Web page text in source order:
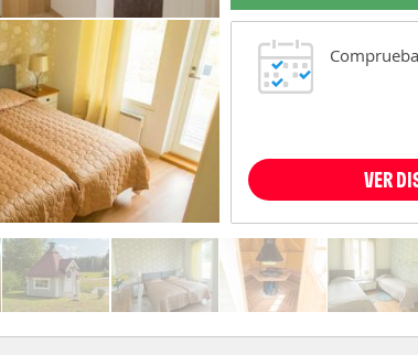
VER